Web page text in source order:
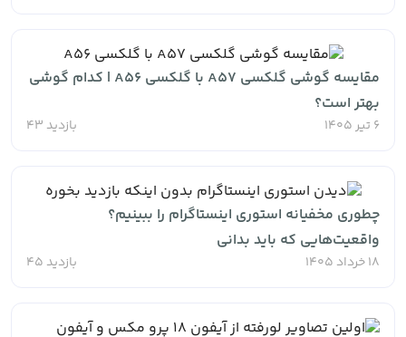
مقایسه گوشی گلکسی A57 با گلکسی A56 | کدام گوشی
بهتر است؟
6 تیر 1405 بازدید 43
چطوری مخفیانه استوری اینستاگرام را ببینیم؟
واقعیت‌هایی که باید بدانی
18 خرداد 1405 بازدید 45